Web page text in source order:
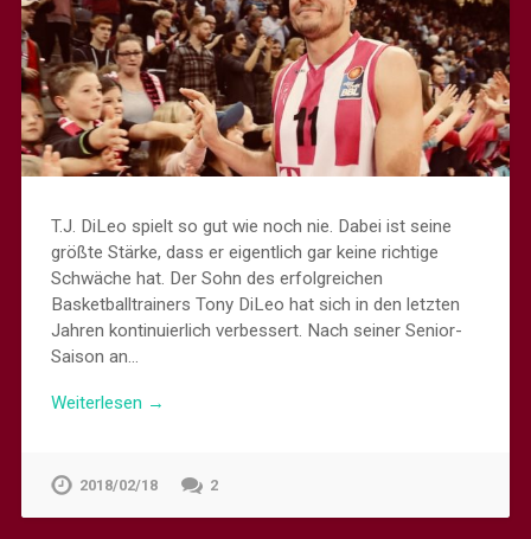
T.J. DiLeo spielt so gut wie noch nie. Dabei ist seine
größte Stärke, dass er eigentlich gar keine richtige
Schwäche hat. Der Sohn des erfolgreichen
Basketballtrainers Tony DiLeo hat sich in den letzten
Jahren kontinuierlich verbessert. Nach seiner Senior-
Saison an…
Weiterlesen →
2018/02/18 2